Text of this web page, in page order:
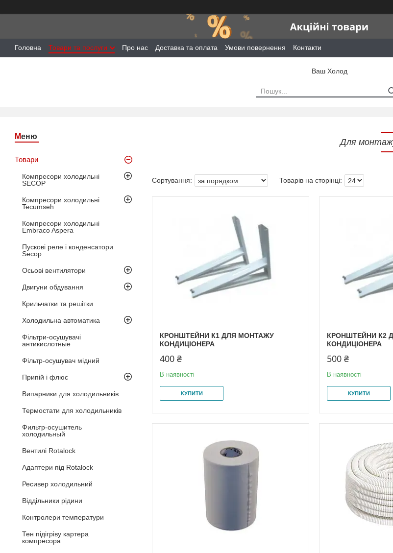
Головна Товари та послуги Про нас Доставка та оплата Умови повернення Контакти
Ваш Холод
Товари
Компресори холодильні
SECOP
Компресори холодильні
Tecumseh
Компресори холодильні
Embraco Aspera
Пускові реле і конденсатори
Secop
Осьові вентилятори
Двигуни обдування
Крильчатки та решітки
Холодильна автоматика
Фільтри-осушувачі
антикислотные
Фільтр-осушувач мідний
Припій і флюс
Випарники для холодильників
Термостати для холодильників
Фильтр-осушитель
холодильный
Вентилі Rotalock
Адаптери під Rotalock
Ресивер холодильний
Віддільники рідини
Контролери температури
Тен підігріву картера
компресора
Для
КРОНШТЕЙНИ К1 ДЛЯ МОНТАЖУ
КОНДИЦІОНЕРА
400 ₴
В наявності
КУПИТИ
КРОНШТЕЙНИ К2
КОНДИЦІОНЕРА
500 ₴
В наявності
КУПИТИ